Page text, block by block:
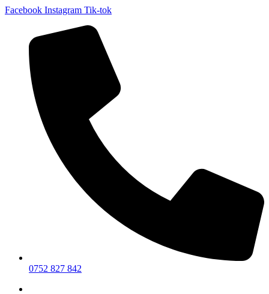
Facebook Instagram Tik-tok
0752 827 842